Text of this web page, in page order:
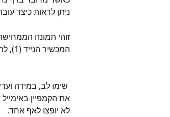
ניתן לראות כיצד
זוהי תמונה
המכשיר הנייד (1), להבדיל מדף נחיתה, שם ניתן רק לשתף את התוכן)
שימו לב, במידה
את הקמפיין
לא יופצו לאף אחד.